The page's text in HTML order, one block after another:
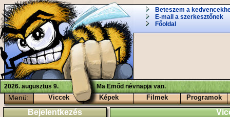
Beteszem a
E-mail a szerkesztőnek
Főoldal
2026. augusztus 9. Ma Emőd névnapja van.
Menü: Viccek Képek Filmek Programok
Bejelentkezés